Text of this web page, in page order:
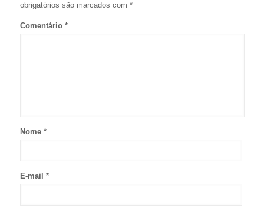
obrigatórios são marcados com *
Comentário *
Nome *
E-mail *